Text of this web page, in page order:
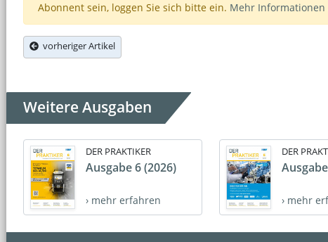
Abonnent sein, loggen Sie sich bitte ein. Mehr
vorheriger Artikel
Weitere Ausgaben
DER PRAKTIKER
Ausgabe 6 (2026)
› mehr erfahren
DER
› mehr